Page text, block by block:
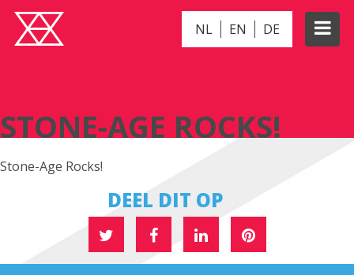
NL EN DE
STONE-AGE ROCKS!
Stone-Age Rocks!
DEEL DIT OP